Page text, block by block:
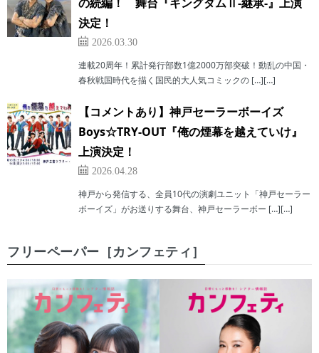
決定！
2026.03.30
連載20周年！累計発行部数1億2000万部突破！動乱の中国・
春秋戦国時代を描く国民的大人気コミックの […][…]
【コメントあり】神戸セーラーボーイズ
Boys☆TRY-OUT『俺の煙幕を越えていけ』
上演決定！
2026.04.28
神戸から発信する、全員10代の演劇ユニット「神戸セーラー
ボーイズ」がお送りする舞台、神戸セーラーボー […][…]
フリーペーパー［カンフェティ］